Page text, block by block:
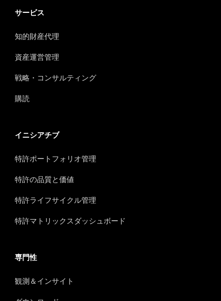
サービス
知的財産代理
資産運営管理
戦略・コンサルティング
購読
イニシアチブ
特許ポートフォリオ管理
特許の品質と価値
特許ライフサイクル管理
特許マトリックスダッシュボード
専門性
観測＆インサイト